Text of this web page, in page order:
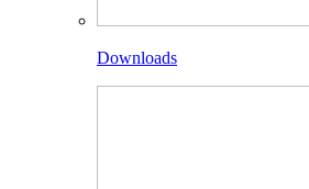
Downloads